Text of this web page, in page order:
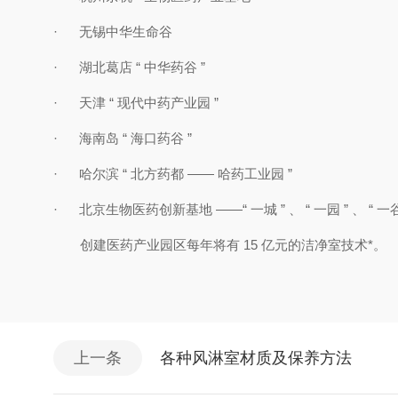
· 无锡中华生命谷
· 湖北葛店 “ 中华药谷 ”
· 天津 “ 现代中药产业园 ”
· 海南岛 “ 海口药谷 ”
· 哈尔滨 “ 北方药都 —— 哈药工业园 ”
· 北京生物医药创新基地 ——“ 一城 ” “ 一园 ” “ 一
创建医药产业园区每年将有 15 亿元的洁净室技术*。
上一条 各种风淋室材质及保养方法